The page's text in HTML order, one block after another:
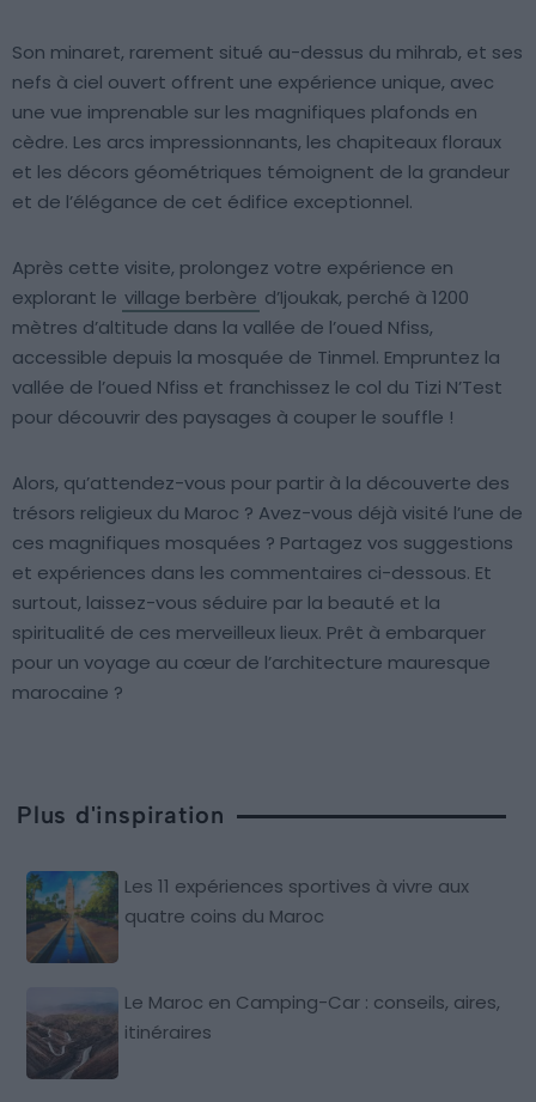
Son minaret, rarement situé au-dessus du mihrab, et ses
nefs à ciel ouvert offrent une expérience unique, avec
une vue imprenable sur les magnifiques plafonds en
cèdre. Les arcs impressionnants, les chapiteaux floraux
et les décors géométriques témoignent de la grandeur
et de l’élégance de cet édifice exceptionnel.
Après cette visite, prolongez votre expérience en
explorant le village berbère d’Ijoukak, perché à 1200
mètres d’altitude dans la vallée de l’oued Nfiss,
accessible depuis la mosquée de Tinmel. Empruntez la
vallée de l’oued Nfiss et franchissez le col du Tizi N’Test
pour découvrir des paysages à couper le souffle !
Alors, qu’attendez-vous pour partir à la découverte des
trésors religieux du Maroc ? Avez-vous déjà visité l’une de
ces magnifiques mosquées ? Partagez vos suggestions
et expériences dans les commentaires ci-dessous. Et
surtout, laissez-vous séduire par la beauté et la
spiritualité de ces merveilleux lieux. Prêt à embarquer
pour un voyage au cœur de l’architecture mauresque
marocaine ?
Plus d'inspiration
Les 11 expériences sportives à vivre aux
quatre coins du Maroc
Le Maroc en Camping-Car : conseils, aires,
itinéraires